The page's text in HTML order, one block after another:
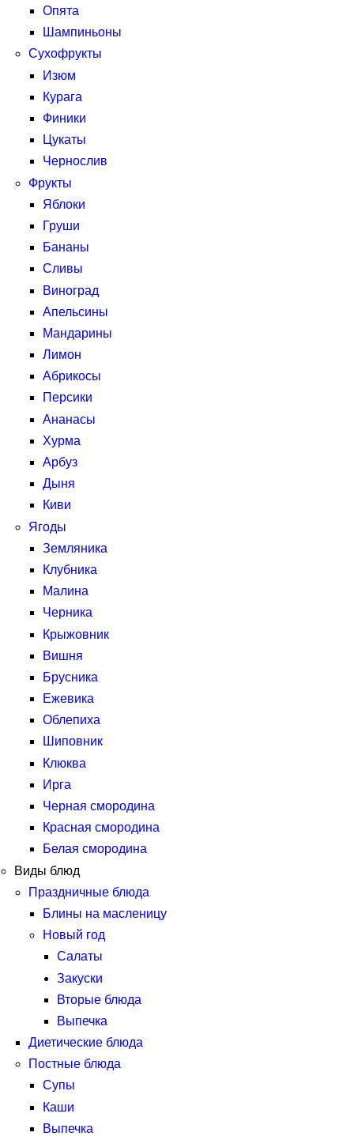
Опята
Шампиньоны
Сухофрукты
Изюм
Курага
Финики
Цукаты
Чернослив
Фрукты
Яблоки
Груши
Бананы
Сливы
Виноград
Апельсины
Мандарины
Лимон
Абрикосы
Персики
Ананасы
Хурма
Арбуз
Дыня
Киви
Ягоды
Земляника
Клубника
Малина
Черника
Крыжовник
Вишня
Брусника
Ежевика
Облепиха
Шиповник
Клюква
Ирга
Черная смородина
Красная смородина
Белая смородина
Виды блюд
Праздничные блюда
Блины на масленицу
Новый год
Салаты
Закуски
Вторые блюда
Выпечка
Диетические блюда
Постные блюда
Супы
Каши
Выпечка